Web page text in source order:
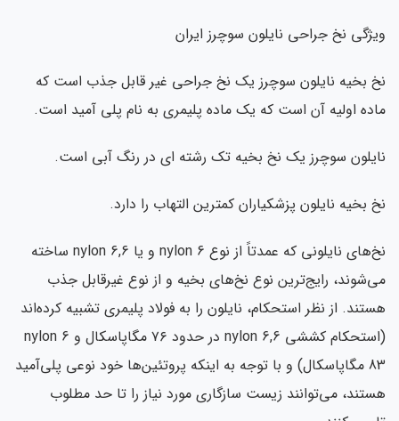
ویژگی نخ جراحی نایلون سوچرز ایران
نخ بخیه نایلون سوچرز یک نخ جراحی غیر قابل جذب است که
ماده اولیه آن است که یک ماده پلیمری به نام پلی آمید است.
نایلون سوچرز یک نخ بخیه تک رشته ای در رنگ آبی است.
نخ بخیه نایلون پزشکیاران کمترین التهاب را دارد.
نخ‌های نایلونی که عمدتاً از نوع nylon 6 و یا nylon 6,6 ساخته
می‌شوند، رایج‌ترین نوع نخ‌های بخیه و از نوع غیرقابل جذب
هستند. از نظر استحکام، نایلون را به فولاد پلیمری تشبیه کرده‌اند
(استحکام کششی nylon 6,6 در حدود ۷۶ مگاپاسکال و nylon 6
83 مگاپاسکال) و با توجه به اینکه پروتئین‌ها خود نوعی پلی‌آمید
هستند، می‌توانند زیست سازگاری مورد نیاز را تا حد مطلوب